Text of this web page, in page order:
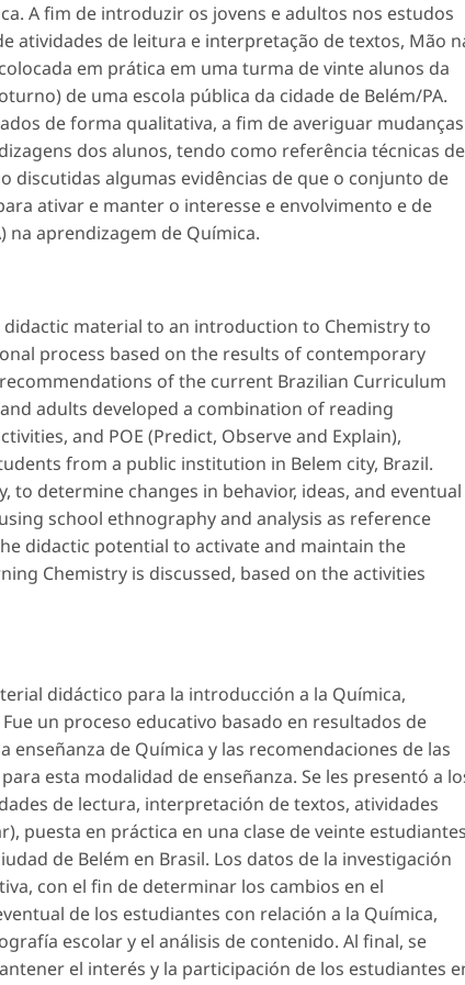
A fim de introduzir os jovens e adultos nos estudos
atividades de leitura e interpretação de textos, Mão
em prática em uma turma de vinte alunos da
de uma escola pública da cidade de Belém/PA.
de forma qualitativa, a fim de averiguar mudanças
dos alunos, tendo como referência técnicas de
discutidas algumas evidências de que o conjunto de
ativar e manter o interesse e envolvimento e de
na aprendizagem de Química.
material to an introduction to Chemistry to
process based on the results of contemporary
of the current Brazilian Curriculum
adults developed a combination of reading
and POE (Predict, Observe and Explain),
from a public institution in Belem city, Brazil.
to determine changes in behavior, ideas, and eventual
school ethnography and analysis as reference
didactic potential to activate and maintain the
Chemistry is discussed, based on the activities
didáctico para la introducción a la Química,
un proceso educativo basado en resultados de
de Química y las recomendaciones de las
esta modalidad de enseñanza. Se les presentó a
de lectura, interpretación de textos, atividades
puesta en práctica en una clase de veinte
de Belém en Brasil. Los datos de la investigación
con el fin de determinar los cambios en el
de los estudiantes con relación a la Química,
escolar y el análisis de contenido. Al final, se
el interés y la participación de los estudiantes